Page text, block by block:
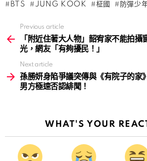
BTS JUNG KOOK 柾國 防彈少
more
Previous article
「附近住著大人物」韶宥家不能拍攝
光，網友「有夠擾民！」
Next article
孫勝妍身陷爭議突傳與《有院子的家
男方極速否認緋聞！
WHAT'S YOUR